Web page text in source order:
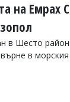
на Емрах
в Шесто
в морския